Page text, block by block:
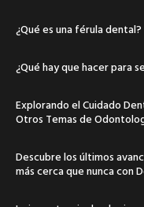
¿Qué es una férula dental?
¿Qué hay que hacer para
Explorando el Cuidado
Otros Temas de
Descubre los últimos
más cerca que nunca con